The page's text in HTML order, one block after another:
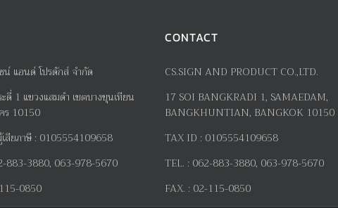
น์ แอนด์ โปรดักส์ จำกัด
ดี่ 1 แขวงแสมดำ เขตบางขุนเทียน
ร 10150
สียภาษี :0105554109658
883-3880, 063-978-5670
0850
CONTACT
CS.SIGN AND PRODUCT CO.,LTD.
17 SOI BANGKRADI 1, SAMAEDAM,
BANGKHUNTIAN, BANGKOK 10150
TAX ID :0105554109658
TEL. :062-883-3880, 063-978-5670
FAX. :02-115-0850